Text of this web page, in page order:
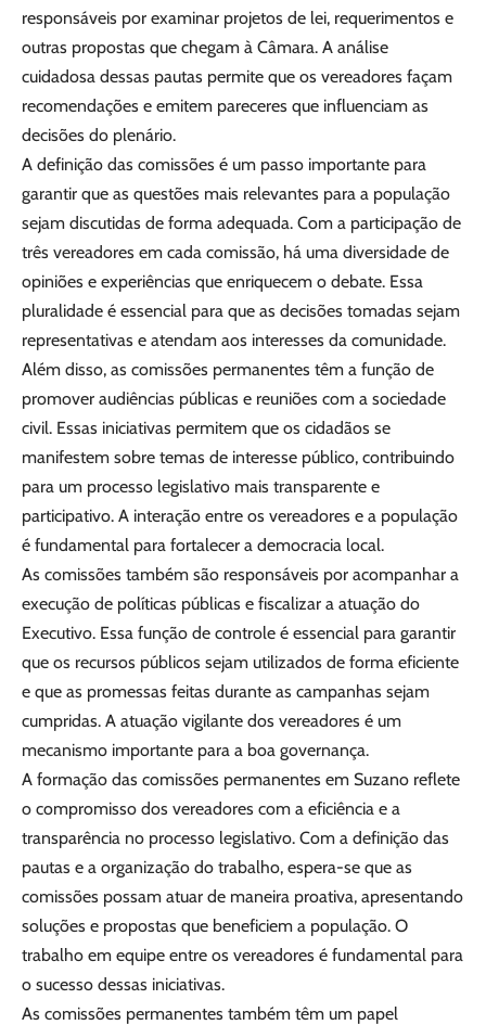
responsáveis por examinar projetos de lei, requerimentos e
outras propostas que chegam à Câmara. A análise
cuidadosa dessas pautas permite que os vereadores façam
recomendações e emitem pareceres que influenciam as
decisões do plenário.
A definição das comissões é um passo importante para
garantir que as questões mais relevantes para a população
sejam discutidas de forma adequada. Com a participação de
três vereadores em cada comissão, há uma diversidade de
opiniões e experiências que enriquecem o debate. Essa
pluralidade é essencial para que as decisões tomadas sejam
representativas e atendam aos interesses da comunidade.
Além disso, as comissões permanentes têm a função de
promover audiências públicas e reuniões com a sociedade
civil. Essas iniciativas permitem que os cidadãos se
manifestem sobre temas de interesse público, contribuindo
para um processo legislativo mais transparente e
participativo. A interação entre os vereadores e a população
é fundamental para fortalecer a democracia local.
As comissões também são responsáveis por acompanhar a
execução de políticas públicas e fiscalizar a atuação do
Executivo. Essa função de controle é essencial para garantir
que os recursos públicos sejam utilizados de forma eficiente
e que as promessas feitas durante as campanhas sejam
cumpridas. A atuação vigilante dos vereadores é um
mecanismo importante para a boa governança.
A formação das comissões permanentes em Suzano reflete
o compromisso dos vereadores com a eficiência e a
transparência no processo legislativo. Com a definição das
pautas e a organização do trabalho, espera-se que as
comissões possam atuar de maneira proativa, apresentando
soluções e propostas que beneficiem a população. O
trabalho em equipe entre os vereadores é fundamental para
o sucesso dessas iniciativas.
As comissões permanentes também têm um papel